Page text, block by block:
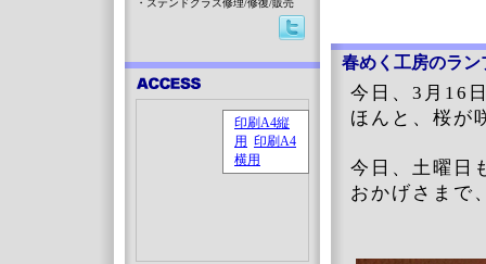
春めく工房のラン
今日、3月16
ほんと、桜が
今日、土曜
おかげさまで
・ステンドグラス修理/修復/販売